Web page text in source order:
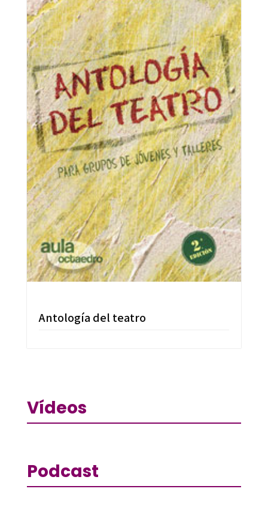
Antología del teatro
Vídeos
Podcast